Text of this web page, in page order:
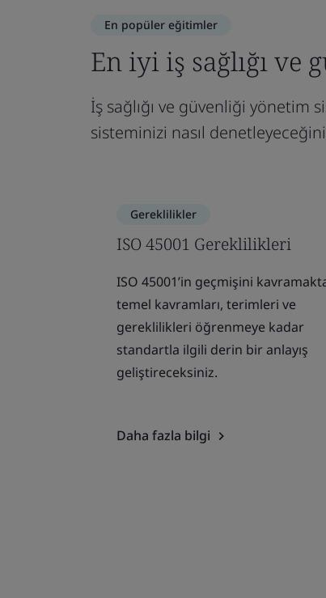
En popüler eğitimler
En iyi iş sağlığı
İş sağlığı ve güvenliği yönetim
sisteminizi nasıl
Gereklilikler
ISO 45001 Gereklilikleri
ISO 45001’in geçmişini
temel kavramları, terimleri ve
gereklilikleri öğrenmeye kadar
standartla ilgili derin bir anlayış
geliştireceksiniz.
Daha fazla bilgi